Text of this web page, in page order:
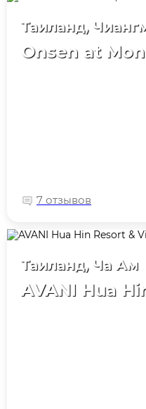
Таиланд,
Onsen at
7 отзывов
Таиланд, Ча Ам
AVANI Hua